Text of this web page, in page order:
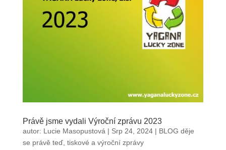
Právě jsme vydali Výroční zprávu 2023
autor: Lucie Masopustová | Srp 24, 2024| BLOG děje
se právě teď, tiskové a výroční zprávy